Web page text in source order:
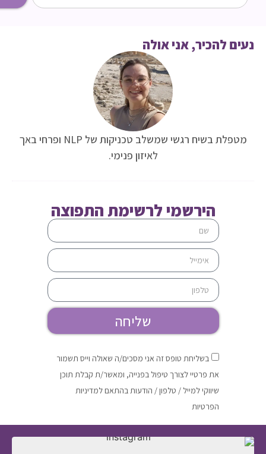
להכיר, אני אולה
מטפלת בשיח רגשי שמשלב טכניקות של NLP ופרחי באך
לאיזון פנימי.
הירשמי לרשימת התפוצה
בשליחת טופס זה אני מסכים/ה שאולה וייס תשמור
את פרטיי לצורך טיפול בפנייה, ומאשר/ת קבלת תוכן
שיווקי למייל / טלפון / הודעות בהתאם למדיניות
שליחה